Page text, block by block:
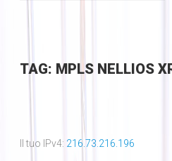
TAG: MPLS NELLIOS
Il tuo IPv4: 216.73.216.196